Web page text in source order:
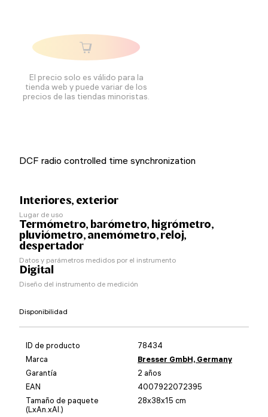
El precio solo es válido para la
tienda web y puede variar de los
precios de las tiendas minoristas.
DCF radio controlled time synchronization
Interiores, exterior
Lugar de uso
Termómetro, barómetro, higrómetro,
pluviómetro, anemómetro, reloj,
despertador
Datos y parámetros medidos por el instrumento
Digital
Diseño del instrumento de medición
Disponibilidad
ID de producto
78434
Marca
Bresser GmbH, Germany
Garantía
2 años
EAN
4007922072395
Tamaño de paquete
(LxAn.xAl.)
28x38x15 cm